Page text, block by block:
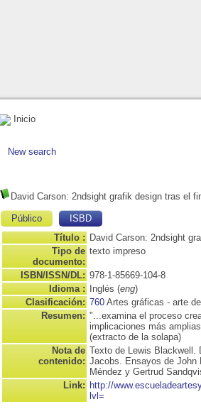
Inicio
New search
David Carson: 2ndsight grafik design tras el
Público
ISBD
Título : David Carson: 2ndsight
Tipo de
documento:
texto impreso
ISBN/ISSN/DL: 978-1-85669-104-8
Idioma : Inglés (eng)
Clasificación: 760 Artes gráficas - arte
Resumen: "...examina el proceso
implicaciones más
(extracto de la solapa)
Nota de
contenido:
Texto de Lewis Blackwell.
Jacobs. Ensayos de John
Méndez y Gertrud
Link: http://
lvl=